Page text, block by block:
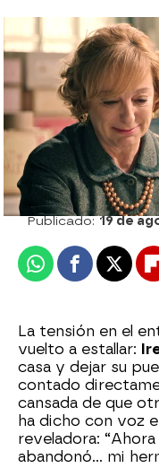
Irene se
bofetón: “Yo
Hannah Cordero
Publicado:19 de
WhatsappFacebook
X
La tensión en el
vuelto a estallar:
casa y dejar su
contado
cansada de que
ha dicho con voz
reveladora:
abandonó… mi